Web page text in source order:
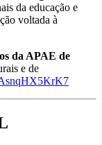
da educação e
voltada à
da APAE de
e de